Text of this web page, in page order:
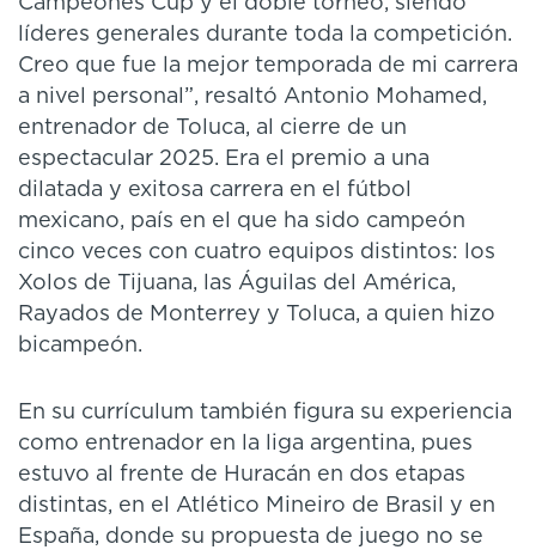
líderes generales durante toda la competición.
Creo que fue la mejor temporada de mi carrera
a nivel personal”, resaltó Antonio Mohamed,
entrenador de Toluca, al cierre de un
espectacular 2025. Era el premio a una
dilatada y exitosa carrera en el fútbol
mexicano, país en el que ha sido campeón
cinco veces con cuatro equipos distintos: los
Xolos de Tijuana, las Águilas del América,
Rayados de Monterrey y Toluca, a quien hizo
bicampeón.
En su currículum también figura su experiencia
como entrenador en la liga argentina, pues
estuvo al frente de Huracán en dos etapas
distintas, en el Atlético Mineiro de Brasil y en
España, donde su propuesta de juego no se